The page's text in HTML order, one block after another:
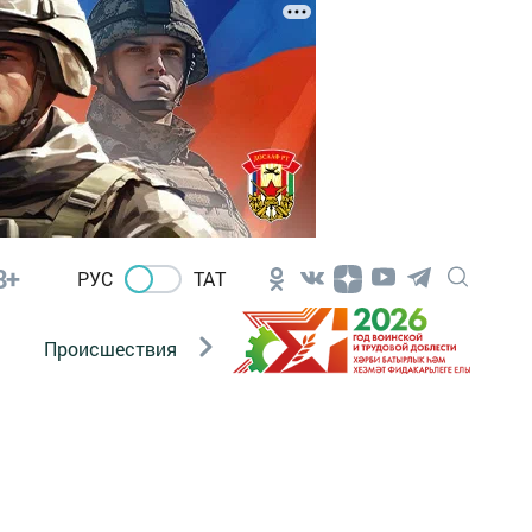
РУС ТАТ
Происшествия Новости Госавтоинспекции